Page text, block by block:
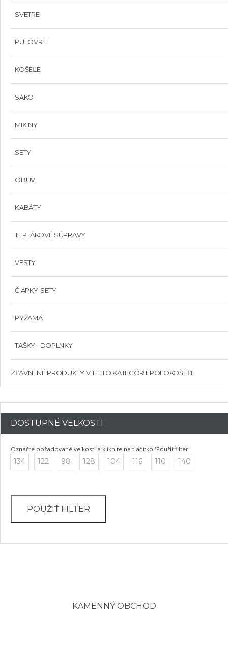
SVETRE
PULÓVRE
KOŠEĽE
SAKO
MIKINY
SETY
OBUV
KABÁTY
TEPLÁKOVÉ SÚPRAVY
VESTY
ČIAPKY-SETY
PYŽAMÁ
TAŠKY - DOPLNKY
ZĽAVNENÉ PRODUKTY V TEJTO KATEGÓRIÍ: POLOKOŠEĽE
DOSTUPNÉ VEĽKOSTI
Označte požadované veľkosti a kliknite na tlačítko 'Použiť filter'
134 122 98 128 104 116 110 140
KAMENNÝ OBCHOD